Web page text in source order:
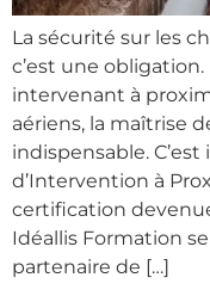
La sécurité sur les
c’est une
intervenant à
aériens, la maîtrise
indispensable.
d’Intervention à
certification
Idéallis Formation
partenaire de […]